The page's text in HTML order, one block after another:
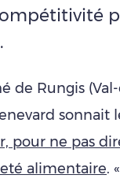
de Rungis
sonnait
pour ne pas
alimentaire.